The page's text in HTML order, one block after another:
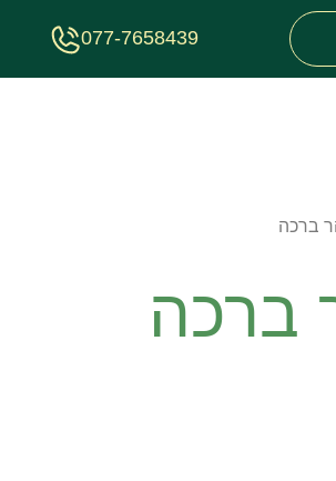
077-7658439
ברכה
ברכה